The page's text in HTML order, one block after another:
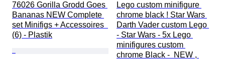
76026 Gorilla Grodd Goes
Bananas NEW Complete
set Minifigs + Accessoires
(6) - Plastik
Lego custom minifigure
chrome black ! Star Wars
Darth Vader custom Lego
- Star Wars - 5x Lego
minifigures custom
chrome Black -  NEW ,